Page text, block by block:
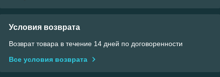
Условия возврата
Возврат товара в течение 14 дней по договоренности
Все условия возврата